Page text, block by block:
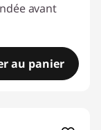
avant
au panier